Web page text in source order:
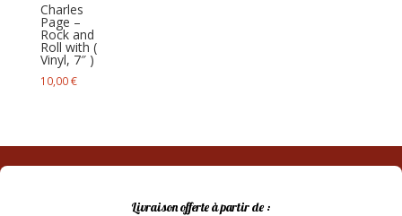
Charles
Page –
Rock and
Roll with‎ (
Vinyl, 7″ )
10,00€
Livraison offerte à partir de :